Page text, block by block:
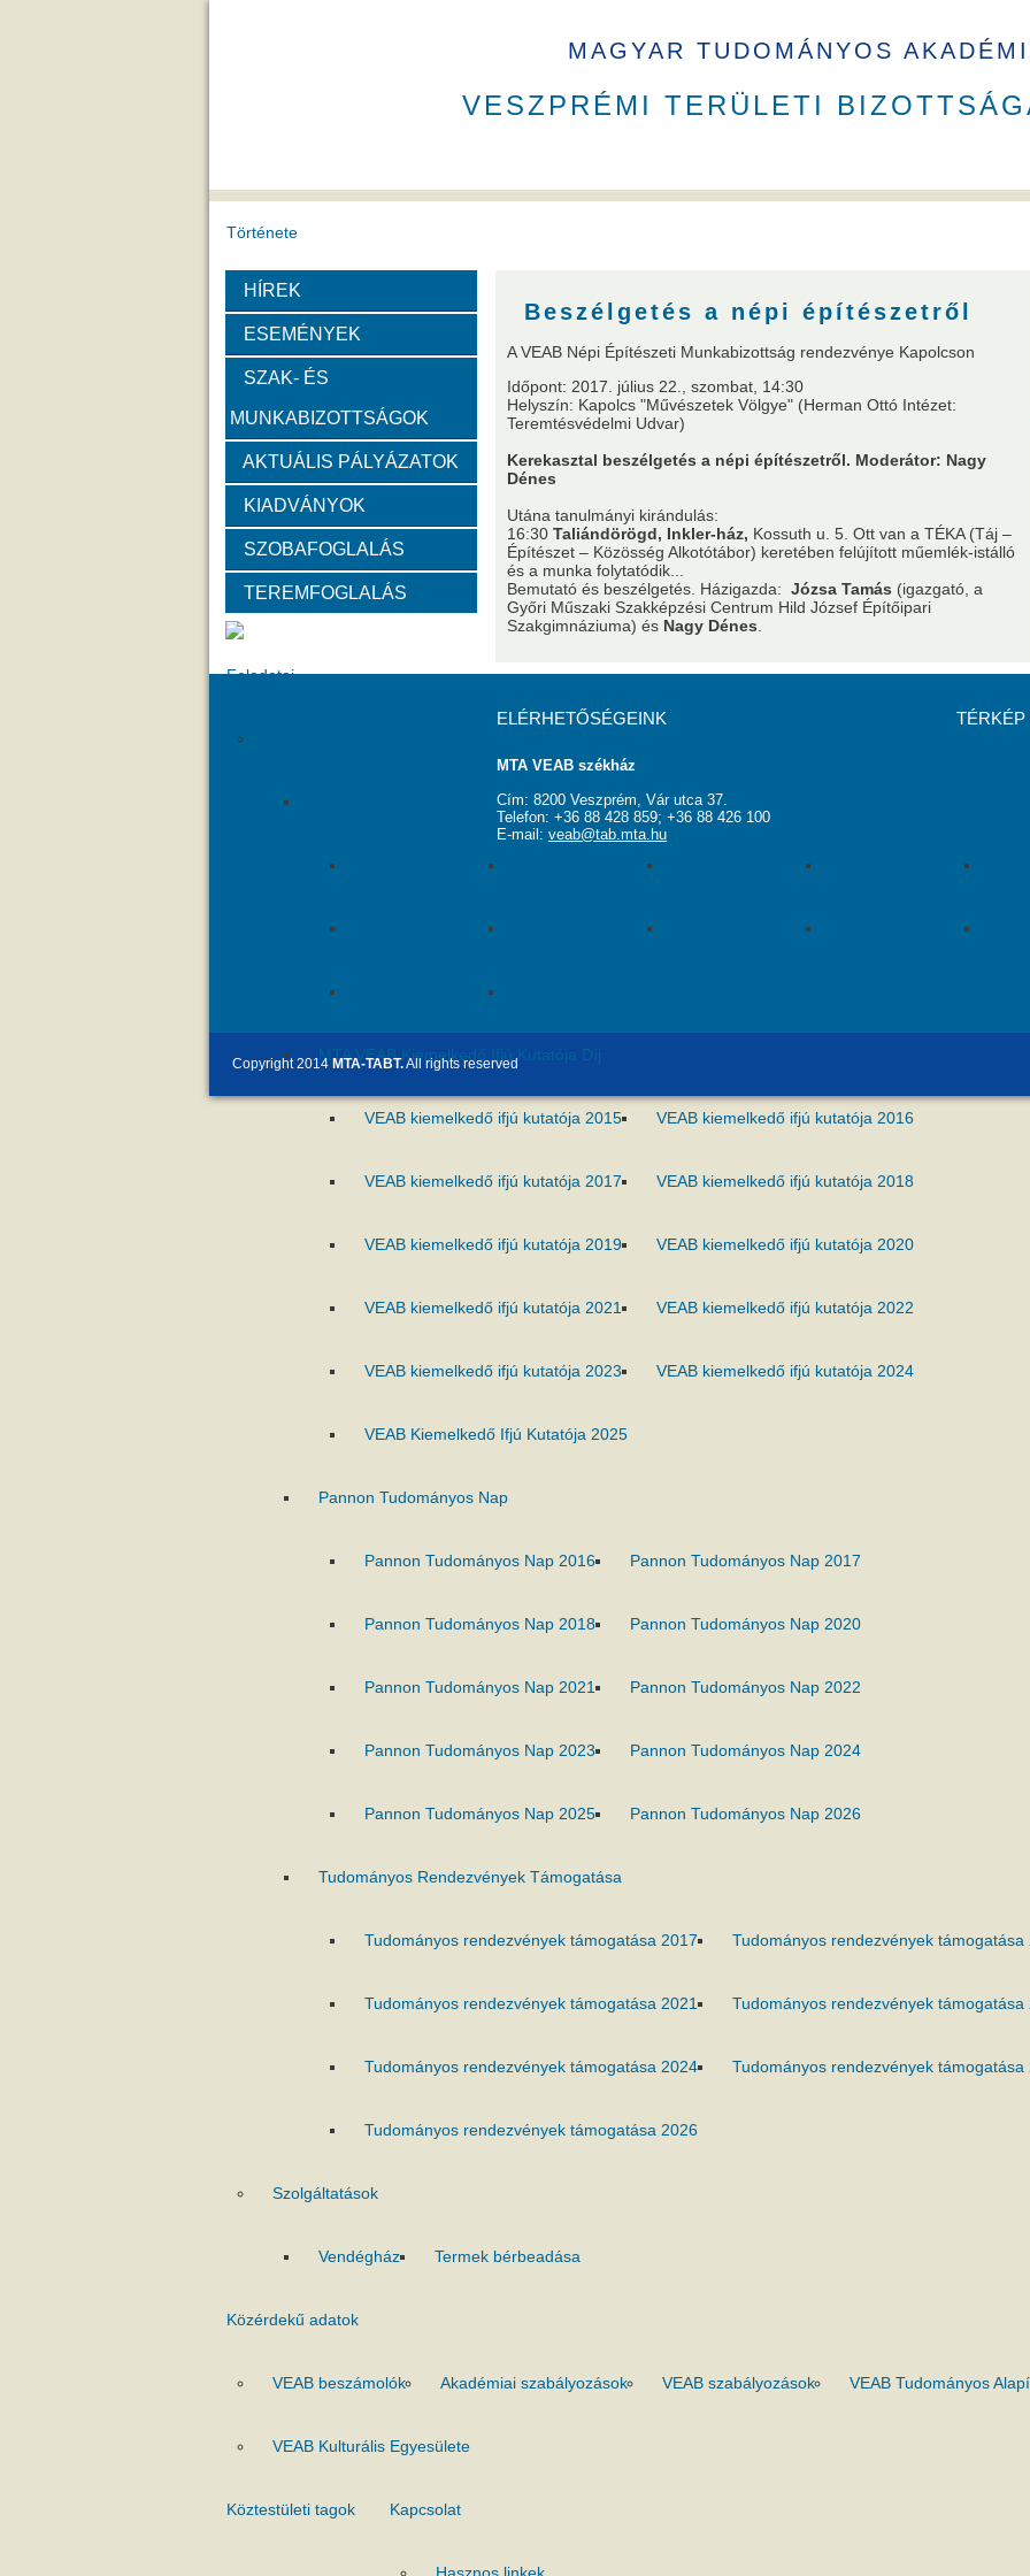
MAGYAR TUDOMÁNYOS
VESZPRÉMI TERÜLETI
Története
A VEAB története
Díjak
Emlékérem Év Kutatója VEAB Kiemelkedő Ifjú Kutatója Pannon Tudományos Nap
Szervezeti felépítése
Választott vezetők Akadémikusok Nem akadémikus közgyűlési képviselők Szavazati jogú
Tanácskozási jogú tagok SZMSZ Testületek
Feladatai
MTA VEAB Év Kutatója Díj
MTA VEAB Kiemelkedő Ifjú Kutatója Díj
VEAB kiemelkedő ifjú kutatója 2015 VEAB kiemelkedő ifjú kutatója 2016
VEAB kiemelkedő ifjú kutatója 2017 VEAB kiemelkedő ifjú kutatója 2018
VEAB kiemelkedő ifjú kutatója 2019 VEAB kiemelkedő ifjú kutatója 2020
VEAB kiemelkedő ifjú kutatója 2021 VEAB kiemelkedő ifjú kutatója 2022
VEAB kiemelkedő ifjú kutatója 2023 VEAB kiemelkedő ifjú kutatója 2024
VEAB Kiemelkedő Ifjú Kutatója 2025
Pannon Tudományos Nap
Pannon Tudományos Nap 2016 Pannon Tudományos Nap 2017
Pannon Tudományos Nap 2018 Pannon Tudományos Nap 2020
Pannon Tudományos Nap 2021 Pannon Tudományos Nap 2022
Pannon Tudományos Nap 2023 Pannon Tudományos Nap 2024
Pannon Tudományos Nap 2025 Pannon Tudományos Nap 2026
Tudományos Rendezvények Támogatása
Tudományos rendezvények támogatása 2017 Tudományos rendezvények támogatása
Tudományos rendezvények támogatása 2021 Tudományos rendezvények támogatása
Tudományos rendezvények támogatása 2024 Tudományos rendezvények támogatása
Tudományos rendezvények támogatása 2026
Szolgáltatások
Vendégház Termek bérbeadása
Közérdekű adatok
VEAB beszámolók Akadémiai szabályozások VEAB szabályozások VEAB Tudományos
VEAB Kulturális Egyesülete
Köztestületi tagok Kapcsolat
HÍREK
ESEMÉNYEK
SZAK- ÉS
MUNKABIZOTTSÁGOK
AKTUÁLIS PÁLYÁZATOK
KIADVÁNYOK
SZOBAFOGLALÁS
TEREMFOGLALÁS
Beszélgetés a népi építészetről
A VEAB Népi Építészeti Munkabizottság rendezvénye Kapolcson
Időpont: 2017. július 22., szombat, 14:30
Helyszín: Kapolcs "Művészetek Völgye" (Herman Ottó Intézet:
Teremtésvédelmi Udvar)
Kerekasztal beszélgetés a népi építészetről. Moderátor: Nagy
Dénes
Utána tanulmányi kirándulás:
16:30 Taliándörögd, Inkler-ház, Kossuth u. 5. Ott van a TÉKA (Táj –
Építészet – Közösség Alkotótábor) keretében felújított műemlék-istálló
és a munka folytatódik...
Bemutató és beszélgetés. Házigazda: Józsa Tamás (igazgató, a
Győri Műszaki Szakképzési Centrum Hild József Építőipari
Szakgimnáziuma) és Nagy Dénes
ELÉRHETŐSÉGEINK
MTA VEAB székház
Cím: 8200 Veszprém, Vár utca 37.
Telefon: +36 88 428 859; +36 88 426 100
E-mail: veab@tab.mta.hu
TÉRKÉP
Copyright 2014 MTA-TABT.All rights reserved